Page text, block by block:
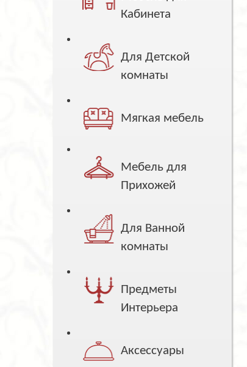
Кабинета
Для Детской
комнаты
Мягкая мебель
Мебель для
Прихожей
Для Ванной
комнаты
Предметы
Интерьера
Аксессуары